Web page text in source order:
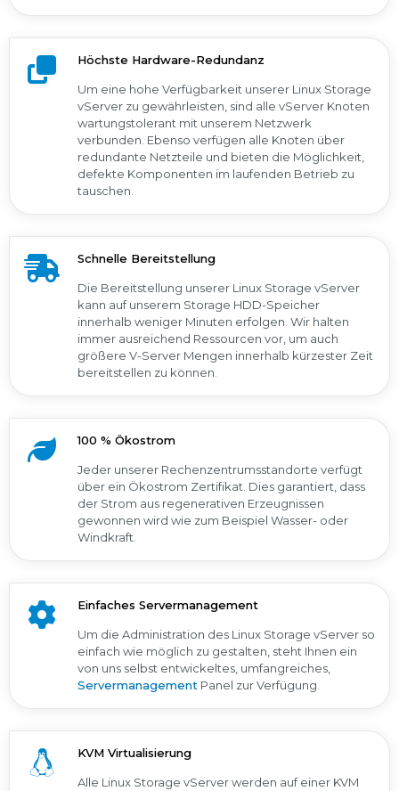
Höchste Hardware-Redundanz
Um eine hohe Verfügbarkeit unserer Linux Storage
vServer zu gewährleisten, sind alle vServer Knoten
wartungstolerant mit unserem Netzwerk
verbunden. Ebenso verfügen alle Knoten über
redundante Netzteile und bieten die Möglichkeit,
defekte Komponenten im laufenden Betrieb zu
tauschen.
Schnelle Bereitstellung
Die Bereitstellung unserer Linux Storage vServer
kann auf unserem Storage HDD-Speicher
innerhalb weniger Minuten erfolgen. Wir halten
immer ausreichend Ressourcen vor, um auch
größere V-Server Mengen innerhalb kürzester Zeit
bereitstellen zu können.
100 % Ökostrom
Jeder unserer Rechenzentrumsstandorte verfügt
über ein Ökostrom Zertifikat. Dies garantiert, dass
der Strom aus regenerativen Erzeugnissen
gewonnen wird wie zum Beispiel Wasser- oder
Windkraft.
Einfaches Servermanagement
Um die Administration des Linux Storage vServer so
einfach wie möglich zu gestalten, steht Ihnen ein
von uns selbst entwickeltes, umfangreiches,
Servermanagement Panel zur Verfügung.
KVM Virtualisierung
Alle Linux Storage vServer werden auf einer KVM